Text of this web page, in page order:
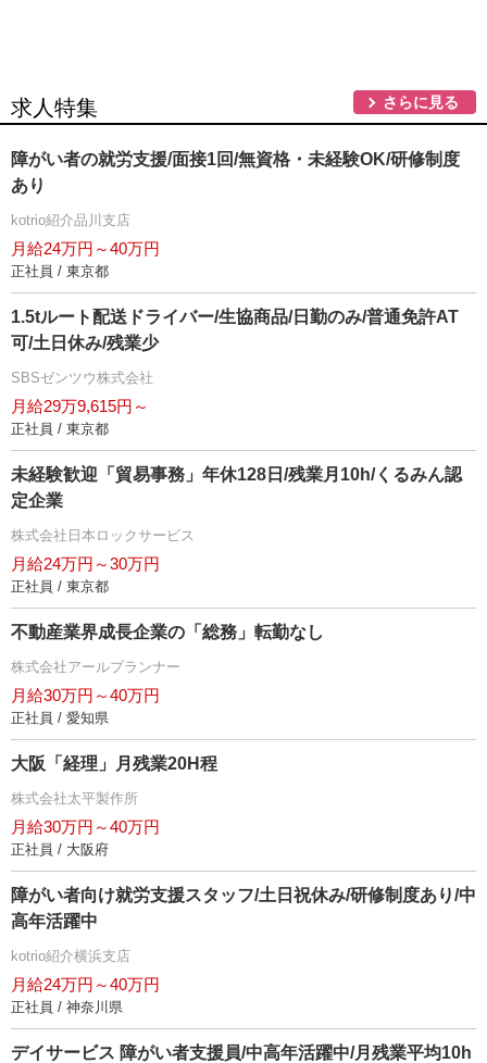
求人特集 さらに見る
障がい者の就労支援/面接1回/無資格・未経験OK/研修制度
あり
kotrio紹介品川支店
月給24万円～40万円
正社員 / 東京都
1.5tルート配送ドライバー/生協商品/日勤のみ/普通免許AT
可/土日休み/残業少
SBSゼンツウ株式会社
月給29万9,615円～
正社員 / 東京都
未経験歓迎「貿易事務」年休128日/残業月10h/くるみん認
定企業
株式会社日本ロックサービス
月給24万円～30万円
正社員 / 東京都
不動産業界成長企業の「総務」転勤なし
株式会社アールプランナー
月給30万円～40万円
正社員 / 愛知県
大阪「経理」月残業20H程
株式会社太平製作所
月給30万円～40万円
正社員 / 大阪府
障がい者向け就労支援スタッフ/土日祝休み/研修制度あり/中
高年活躍中
kotrio紹介横浜支店
月給24万円～40万円
正社員 / 神奈川県
デイサービス 障がい者支援員/中高年活躍中/月残業平均10h